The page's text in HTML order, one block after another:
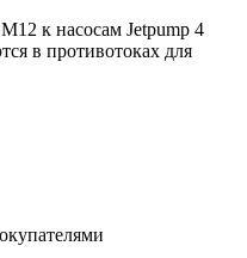
к насосам Jetpump 4
в противотоках для